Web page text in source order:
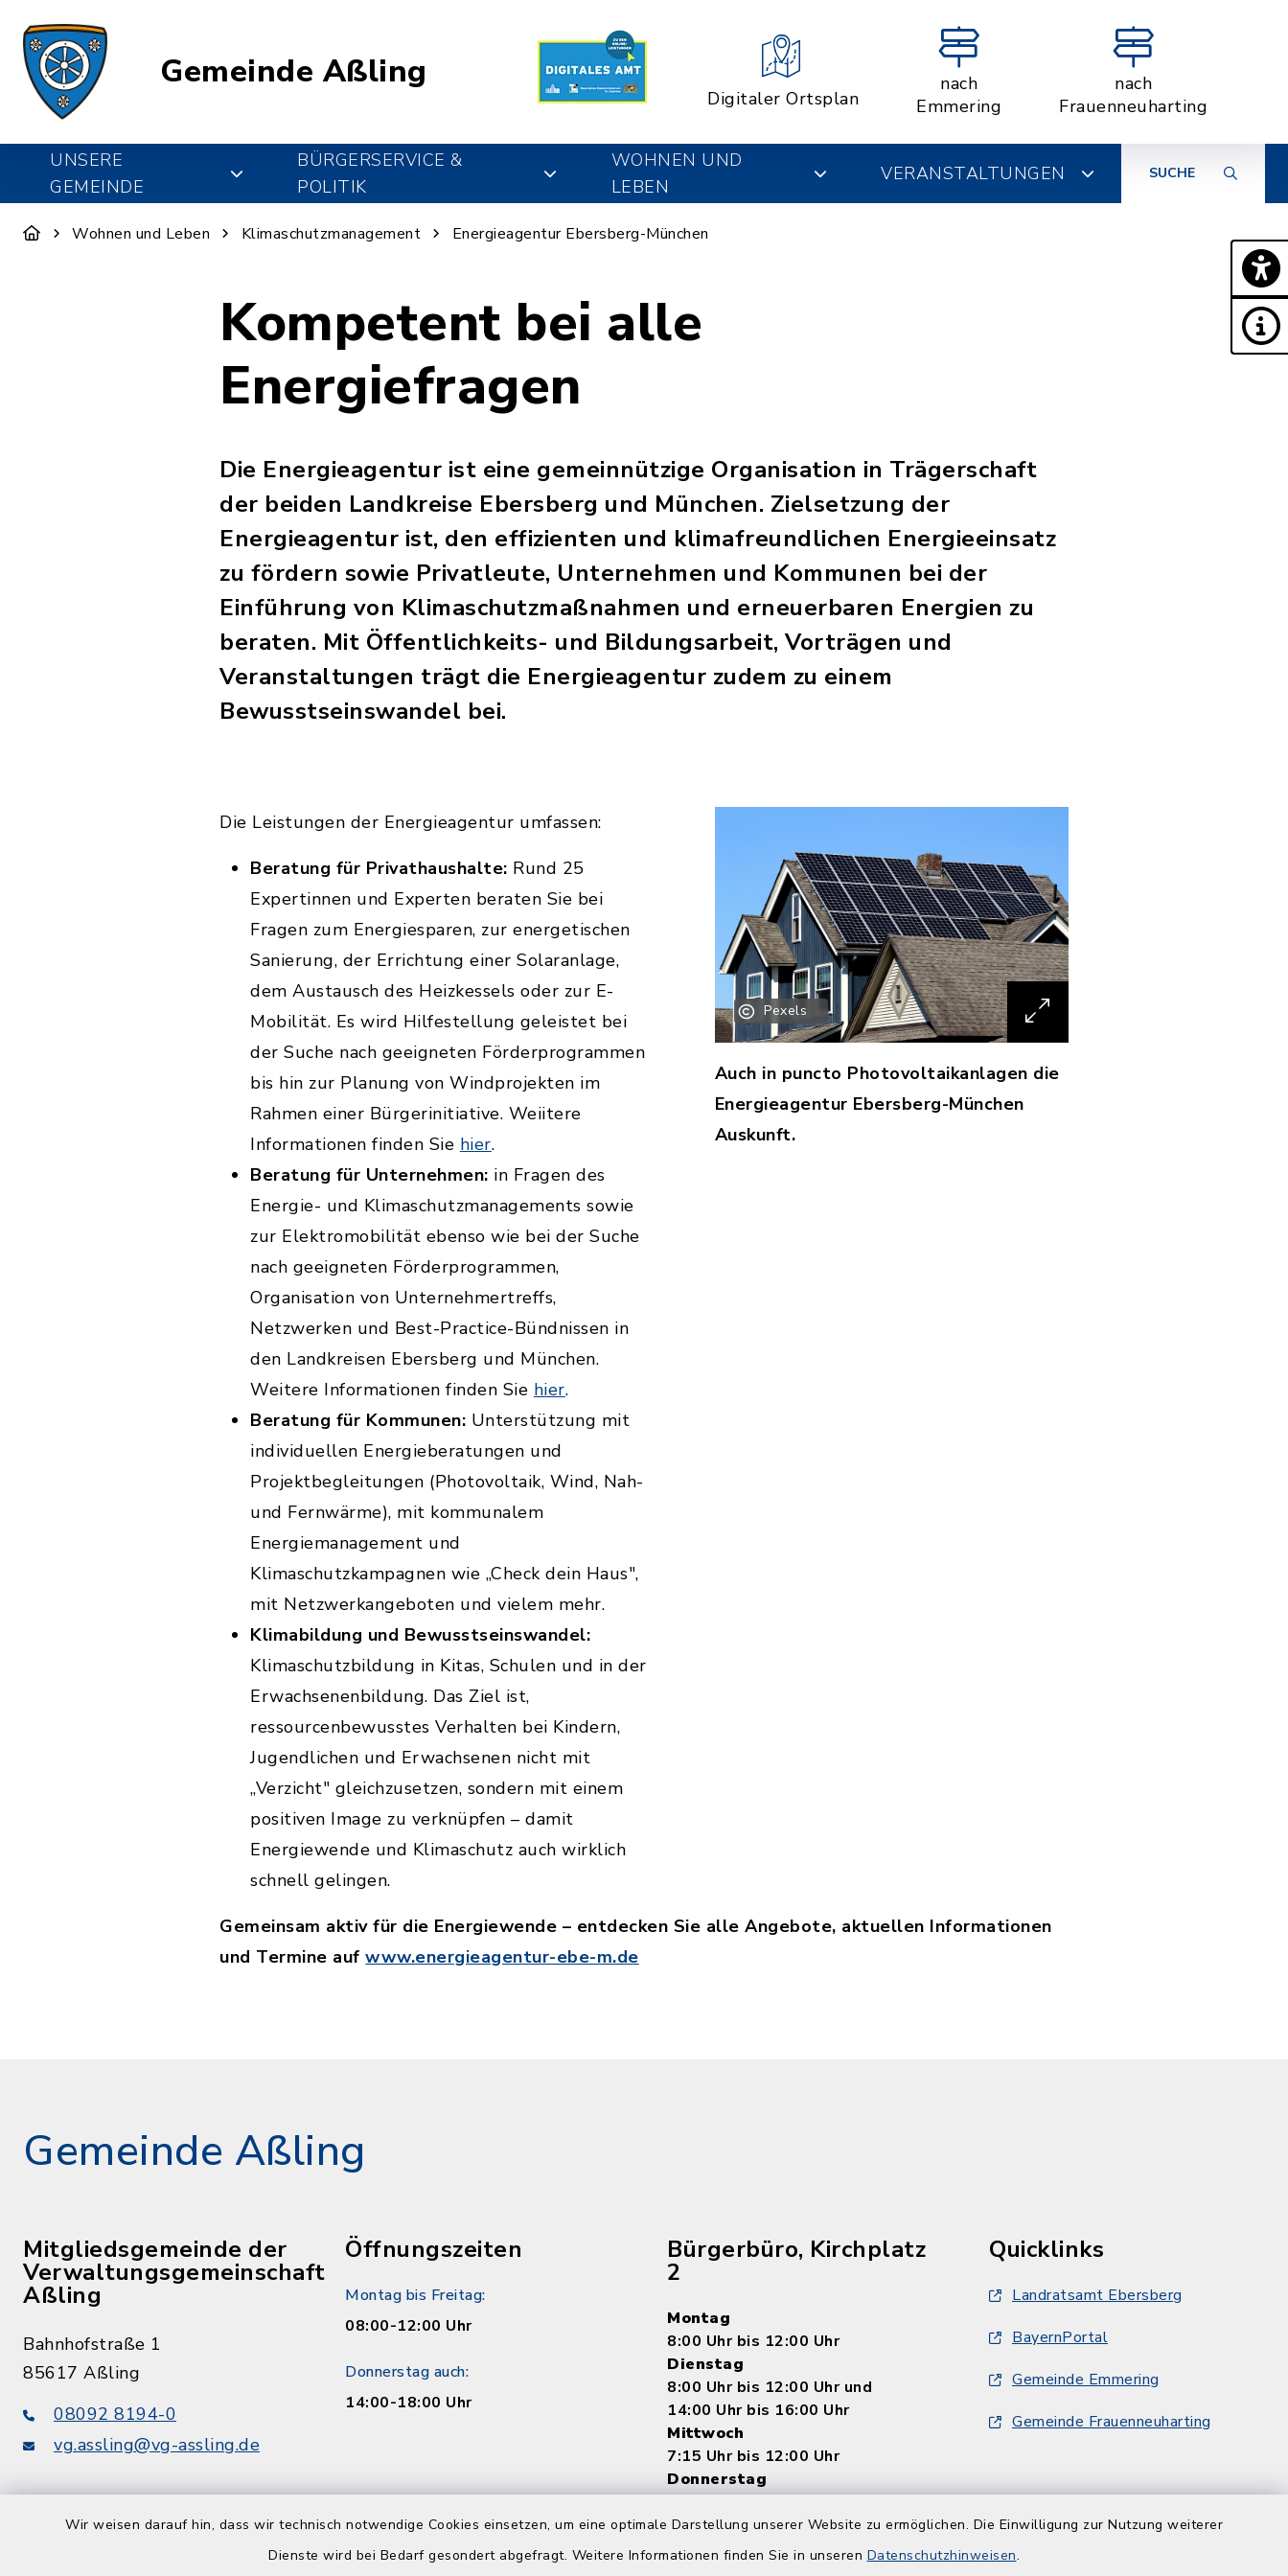
Wir weisen darauf hin, dass wir technisch notwendige Cookies einsetzen, um eine optimale Darstellung unserer Website zu ermöglichen. Die Einwilligung zur Nutzung weiterer
Dienste wird bei Bedarf gesondert abgefragt. Weitere Informationen finden Sie in unseren Datenschutzhinweisen.
Gemeinde Aßling
Digitaler Ortsplan
nach
Emmering
nach
Frauenneuharting
UNSERE
GEMEINDE
BÜRGERSERVICE &
POLITIK
WOHNEN UND
LEBEN
VERANSTALTUNGEN SUCHE
Wohnen und Leben Klimaschutzmanagement Energieagentur Ebersberg-München
Kompetent bei alle
Energiefragen
Die Energieagentur ist eine gemeinnützige Organisation in Trägerschaft
der beiden Landkreise Ebersberg und München. Zielsetzung der
Energieagentur ist, den effizienten und klimafreundlichen Energieeinsatz
zu fördern sowie Privatleute, Unternehmen und Kommunen bei der
Einführung von Klimaschutzmaßnahmen und erneuerbaren Energien zu
beraten. Mit Öffentlichkeits- und Bildungsarbeit, Vorträgen und
Veranstaltungen trägt die Energieagentur zudem zu einem
Bewusstseinswandel bei.
Pexels
Auch in puncto Photovoltaikanlagen die
Energieagentur Ebersberg-München
Auskunft.
Die Leistungen der Energieagentur umfassen:
Beratung für Privathaushalte: Rund 25
Expertinnen und Experten beraten Sie bei
Fragen zum Energiesparen, zur energetischen
Sanierung, der Errichtung einer Solaranlage,
dem Austausch des Heizkessels oder zur E-
Mobilität. Es wird Hilfestellung geleistet bei
der Suche nach geeigneten Förderprogrammen
bis hin zur Planung von Windprojekten im
Rahmen einer Bürgerinitiative. Weiitere
Informationen finden Sie hier.
Beratung für Unternehmen: in Fragen des
Energie- und Klimaschutzmanagements sowie
zur Elektromobilität ebenso wie bei der Suche
nach geeigneten Förderprogrammen,
Organisation von Unternehmertreffs,
Netzwerken und Best-Practice-Bündnissen in
den Landkreisen Ebersberg und München.
Weitere Informationen finden Sie hier.
Beratung für Kommunen: Unterstützung mit
individuellen Energieberatungen und
Projektbegleitungen (Photovoltaik, Wind, Nah-
und Fernwärme), mit kommunalem
Energiemanagement und
Klimaschutzkampagnen wie „Check dein Haus",
mit Netzwerkangeboten und vielem mehr.
Klimabildung und Bewusstseinswandel:
Klimaschutzbildung in Kitas, Schulen und in der
Erwachsenenbildung. Das Ziel ist,
ressourcenbewusstes Verhalten bei Kindern,
Jugendlichen und Erwachsenen nicht mit
„Verzicht" gleichzusetzen, sondern mit einem
positiven Image zu verknüpfen – damit
Energiewende und Klimaschutz auch wirklich
schnell gelingen.
Gemeinsam aktiv für die Energiewende – entdecken Sie alle Angebote, aktuellen Informationen
und Termine aufwww.energieagentur-ebe-m.de
Gemeinde Aßling
Mitgliedsgemeinde der
Verwaltungsgemeinschaft
Aßling
Bahnhofstraße 1
85617 Aßling
08092 8194-0
vg.assling@vg-assling.de
Öffnungszeiten
Montag bis Freitag:
08:00-12:00 Uhr
Donnerstag auch:
14:00-18:00 Uhr
Bürgerbüro, Kirchplatz
2
Montag
8:00 Uhr bis 12:00 Uhr
Dienstag
8:00 Uhr bis 12:00 Uhr und
14:00 Uhr bis 16:00 Uhr
Mittwoch
7:15 Uhr bis 12:00 Uhr
Donnerstag
14:00 bis 18:00 Uhr
Freitag
Quicklinks
Landratsamt Ebersberg
BayernPortal
Gemeinde Emmering
Gemeinde Frauenneuharting